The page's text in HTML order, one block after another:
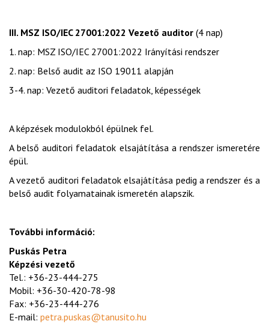
III. MSZ ISO/IEC 27001:2022 Vezető auditor (4 nap)
1. nap: MSZ ISO/IEC 27001:2022 Irányítási rendszer
2. nap: Belső audit az ISO 19011 alapján
3-4. nap: Vezető auditori feladatok, képességek
A képzések modulokból épülnek fel.
A belső auditori feladatok elsajátítása a rendszer ismeretére
épül.
A vezető auditori feladatok elsajátítása pedig a rendszer és a
belső audit folyamatainak ismeretén alapszik.
További információ:
Puskás Petra
Képzési vezető
Tel.: +36-23-444-275
Mobil: +36-30-420-78-98
Fax: +36-23-444-276
E-mail: petra.puskas@tanusito.hu